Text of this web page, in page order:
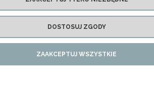
DOSTOSUJ ZGODY
ZAAKCEPTUJ WSZYSTKIE